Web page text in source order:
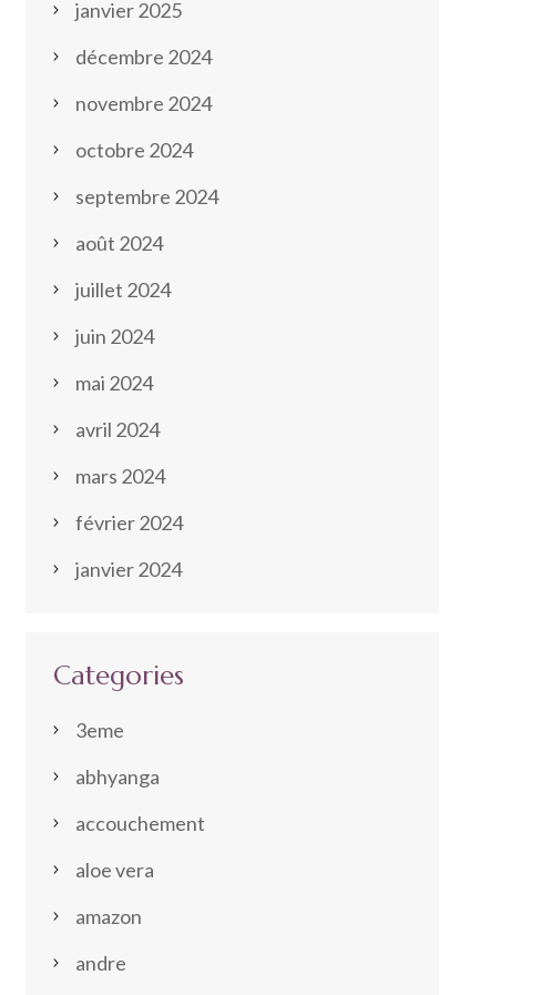
janvier 2025
décembre 2024
novembre 2024
octobre 2024
septembre 2024
août 2024
juillet 2024
juin 2024
mai 2024
avril 2024
mars 2024
février 2024
janvier 2024
Categories
3eme
abhyanga
accouchement
aloe vera
amazon
andre